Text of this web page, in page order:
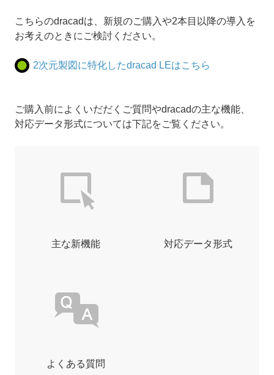
こちらのdracadは、新規のご購入や2本目以降の導入を
お考えのときにご検討ください。
2次元製図に特化したdracad LEはこちら
ご購入前によくいだだくご質問やdracadの主な機能、
対応データ形式については下記をご覧ください。
主な新機能 対応データ形式
よくある質問